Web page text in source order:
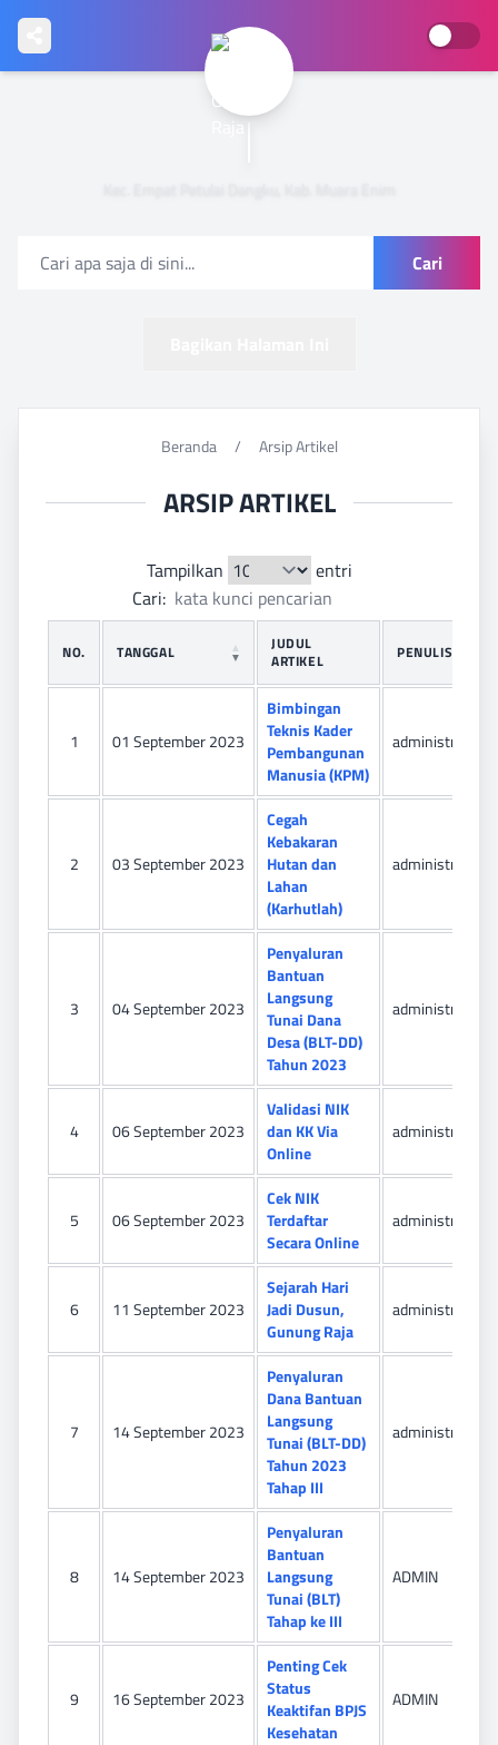
Cari
Beranda / Arsip Artikel
ARSIP ARTIKEL
Tampilkan
entri
Cari:
NO. TANGGAL
JUDUL
ARTIKEL
PENULIS
1 01 September 2023
Bimbingan
Teknis Kader
Pembangunan
Manusia (KPM)
administrator
2 03 September 2023
Cegah
Kebakaran
Hutan dan
Lahan
(Karhutlah)
administrator
3 04 September 2023
Penyaluran
Bantuan
Langsung
Tunai Dana
Desa (BLT-DD)
Tahun 2023
administrator
4 06 September 2023
Validasi NIK
dan KK Via
Online
administrator
5 06 September 2023
Cek NIK
Terdaftar
Secara Online
administrator
6 11 September 2023
Sejarah Hari
Jadi Dusun,
Gunung Raja
administrator
7 14 September 2023
Penyaluran
Dana Bantuan
Langsung
Tunai (BLT-DD)
Tahun 2023
Tahap III
administrator
8 14 September 2023
Penyaluran
Bantuan
Langsung
Tunai (BLT)
Tahap ke III
ADMIN
9 16 September 2023
Penting Cek
Status
Keaktifan BPJS
Kesehatan
ADMIN